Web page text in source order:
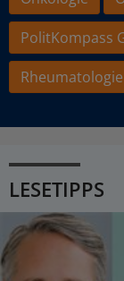
PolitKompass
Rheumatologie
LESETIPPS